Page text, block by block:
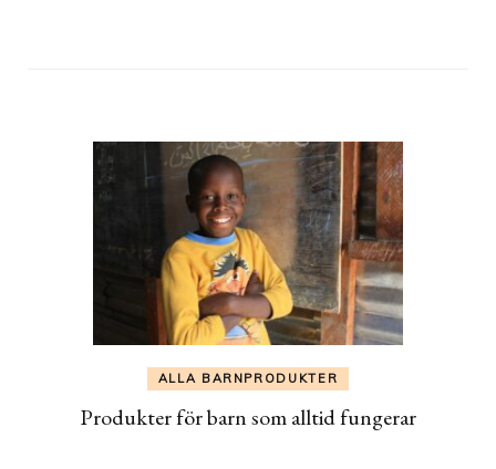
ALLA BARNPRODUKTER
Produkter för barn som alltid fungerar